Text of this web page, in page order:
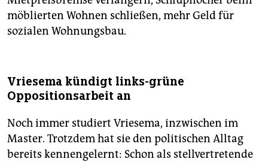
möblierten Wohnen schließen, mehr Geld für
sozialen Wohnungsbau.
Vriesema kündigt links-grüne
Oppositionsarbeit an
Noch immer studiert Vriesema, inzwischen im
Master. Trotzdem hat sie den politischen Alltag
bereits kennengelernt: Schon als stellvertretende